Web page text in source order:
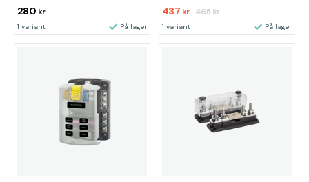
280 kr
1 variant På lager
437 kr 465kr
1 variant På lager